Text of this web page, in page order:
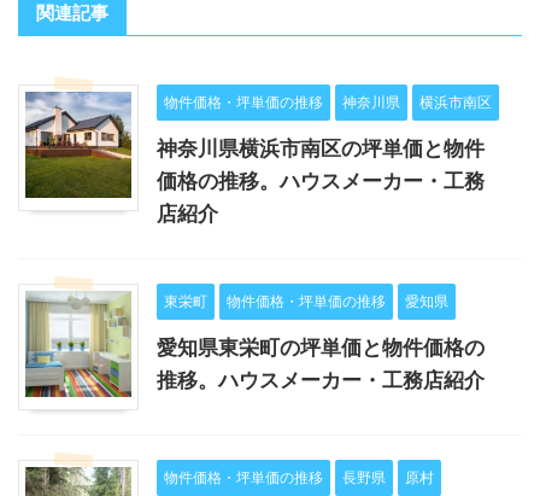
関連記事
物件価格・坪単価の推移 神奈川県 横浜市南区
神奈川県横浜市南区の坪単価と物件
価格の推移。ハウスメーカー・工務
店紹介
東栄町 物件価格・坪単価の推移 愛知県
愛知県東栄町の坪単価と物件価格の
推移。ハウスメーカー・工務店紹介
物件価格・坪単価の推移 長野県 原村